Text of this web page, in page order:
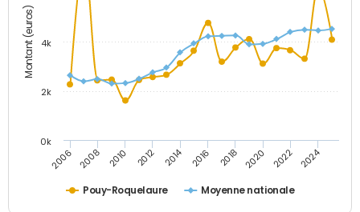
Montant (euros)
Pouy-Roquelaure Moyenne nationale
2006 2008 2010 2012 2014 2016 2018 2020 2022 2024
0k
2k
4k